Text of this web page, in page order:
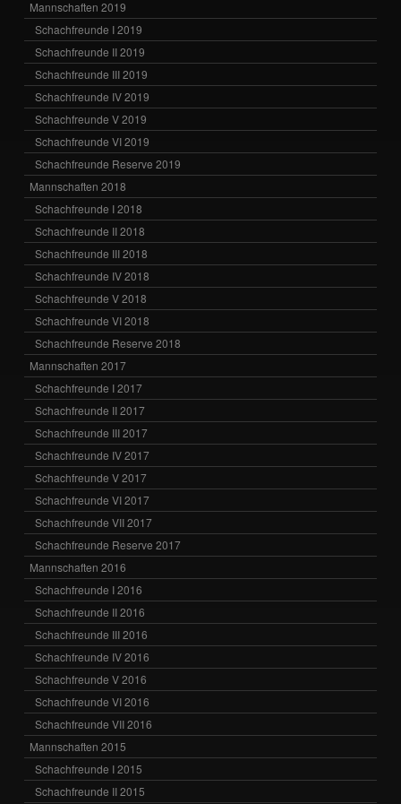
Mannschaften 2019
Schachfreunde I 2019
Schachfreunde II 2019
Schachfreunde III 2019
Schachfreunde IV 2019
Schachfreunde V 2019
Schachfreunde VI 2019
Schachfreunde Reserve 2019
Mannschaften 2018
Schachfreunde I 2018
Schachfreunde II 2018
Schachfreunde III 2018
Schachfreunde IV 2018
Schachfreunde V 2018
Schachfreunde VI 2018
Schachfreunde Reserve 2018
Mannschaften 2017
Schachfreunde I 2017
Schachfreunde II 2017
Schachfreunde III 2017
Schachfreunde IV 2017
Schachfreunde V 2017
Schachfreunde VI 2017
Schachfreunde VII 2017
Schachfreunde Reserve 2017
Mannschaften 2016
Schachfreunde I 2016
Schachfreunde II 2016
Schachfreunde III 2016
Schachfreunde IV 2016
Schachfreunde V 2016
Schachfreunde VI 2016
Schachfreunde VII 2016
Mannschaften 2015
Schachfreunde I 2015
Schachfreunde II 2015